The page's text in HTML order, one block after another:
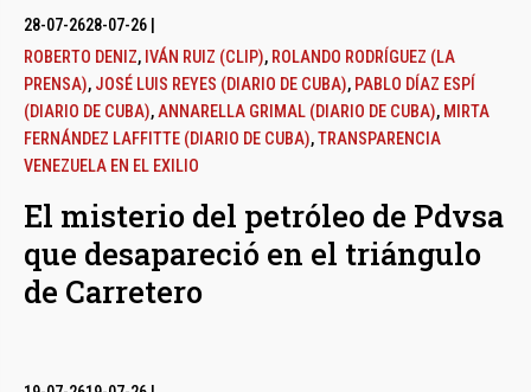
28-07-2628-07-26
ROBERTO DENIZ, IVÁN RUIZ (CLIP), ROLANDO RODRÍGUEZ (LA
PRENSA), JOSÉ LUIS REYES (DIARIO DE CUBA), PABLO DÍAZ ESPÍ
(DIARIO DE CUBA),ANNARELLA GRIMAL (DIARIO DE CUBA), MIRTA
FERNÁNDEZ LAFFITTE (DIARIO DE CUBA),TRANSPARENCIA
VENEZUELA EN EL EXILIO
El misterio del petróleo de Pdvsa
que desapareció en el triángulo
de Carretero